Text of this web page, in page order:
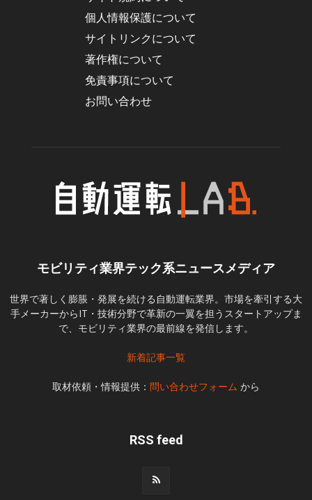
個人情報保護について
サイトリンクについて
著作権について
免責事項について
お問い合わせ
モビリティ業界テック系ニュースメディア
世界で著しく膨脹・発展を続ける自動運転業界。市場を牽引する大
手メーカーからIT・技術分野で革新の一翼を担うスタートアップま
で、モビリティ業界の最前線を発信します。
新着記事一覧
取材依頼・情報提供： 問い合わせフォーム から
RSS feed